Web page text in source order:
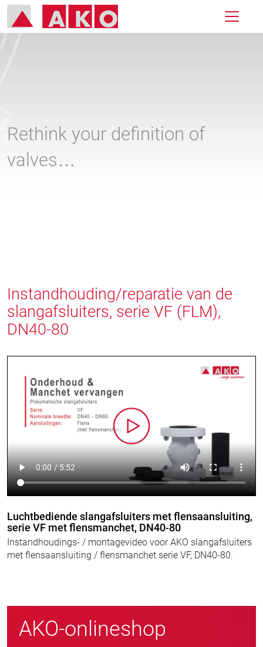
Rethink your definition of
valves…
Instandhouding/reparatie van de
slangafsluiters, serie VF (FLM),
DN40-80
Luchtbediende slangafsluiters met flensaansluiting,
serie VF met flensmanchet, DN40-80
Instandhoudings- / montagevideo voor AKO slangafsluiters
met flensaansluiting / flensmanchet serie VF, DN40-80.
AKO-onlineshop